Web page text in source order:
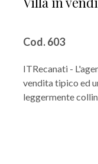
Cod. 603
ITRecanati -
vendita tipico ed
leggermente